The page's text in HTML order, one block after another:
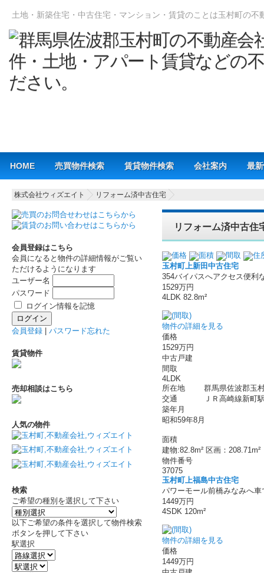
土地・新築住宅・中古住宅・マンション・賃貸のことは玉村町の
HOME 売買物件検索 賃貸物件検索 会社案内 最
株式会社ウィズエイト リフォーム済中古住宅
リフォーム済中古
価格 面積 間取
住
玉村町上新田中古住宅
354バイパスへアクセス便利
1529万円
4LDK 82.8m²
物件の詳細を見る
価格
1529万円
中古戸建
間取
4LDK
所在地
群馬県佐波郡玉
交通
ＪＲ高崎線新町
築年月
昭和59年8月
面積
建物:82.8m² 区画：208.71m²
物件番号
37075
玉村町上福島中古住宅
パワーモール前橋みなみへ
1449万円
4SDK 120m²
物件の詳細を見る
価格
1449万円
会員登録はこちら
会員になると物件の詳細情報がご覧い
ただけるようになります
ユーザー名
パスワード
ログイン情報を記憶
会員登録 | パスワード忘れた
賃貸物件
売却相談はこちら
人気の物件
検索
ご希望の種別を選択して下さい
以下ご希望の条件を選択して物件検索
ボタンを押して下さい
駅選択